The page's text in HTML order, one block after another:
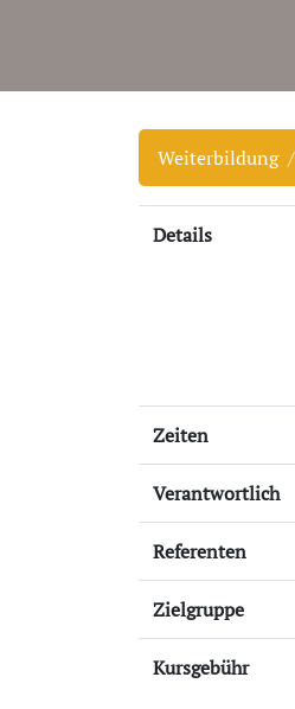
Weiterbildung
Details
Zeiten
Verantwortlich
Referenten
Zielgruppe
Kursgebühr